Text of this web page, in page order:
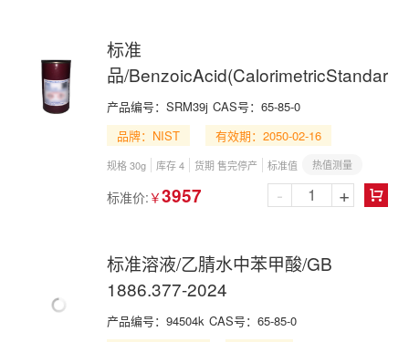
标准
品/BenzoicAcid(CalorimetricStandard)
产品编号： SRM39j CAS号： 65-85-0
品牌：NIST
有效期：2050-02-16
规格 30g 库存 4 货期 售完停产 标准值 热值测量
标准价: ￥3957 
- +
标准溶液/乙腈水中苯甲酸/GB
1886.377-2024
产品编号： 94504k CAS号： 65-85-0